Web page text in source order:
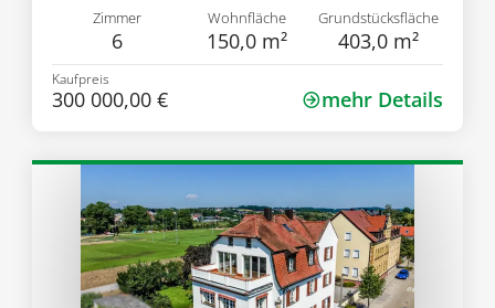
Zimmer
6
Wohnfläche
150,0 m²
Grundstücksfläche
403,0 m²
Kaufpreis
300 000,00 € mehr Details